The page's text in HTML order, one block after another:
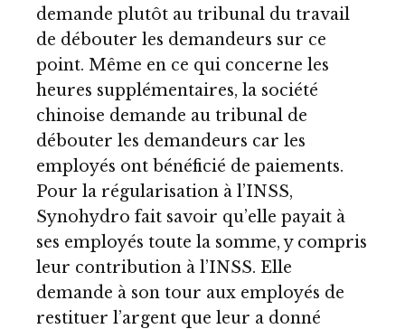
demande plutôt au tribunal du travail
de débouter les demandeurs sur ce
point. Même en ce qui concerne les
heures supplémentaires, la société
chinoise demande au tribunal de
débouter les demandeurs car les
employés ont bénéficié de paiements.
Pour la régularisation à l’INSS,
Synohydro fait savoir qu’elle payait à
ses employés toute la somme, y compris
leur contribution à l’INSS. Elle
demande à son tour aux employés de
restituer l’argent que leur a donné